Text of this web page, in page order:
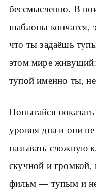
бессмысленно. В
шаблоны кончатся,
что ты задаёшь
этом мире
тупой именно ты,
Попытайся
уровня дна и они
называть сложную
скучной и громкой,
фильм — тупым и